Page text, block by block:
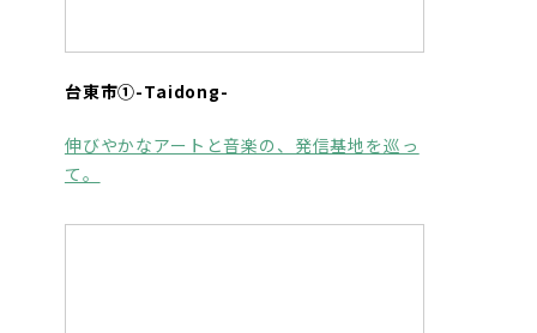
台東市①-Taidong-
伸びやかなアートと音楽の、発信基地を巡っ
て。